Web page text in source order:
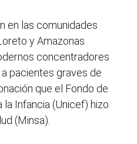
en las comunidades
y Amazonas
concentradores
pacientes graves de
que el Fondo de
la Infancia (Unicef) hizo
(Minsa).